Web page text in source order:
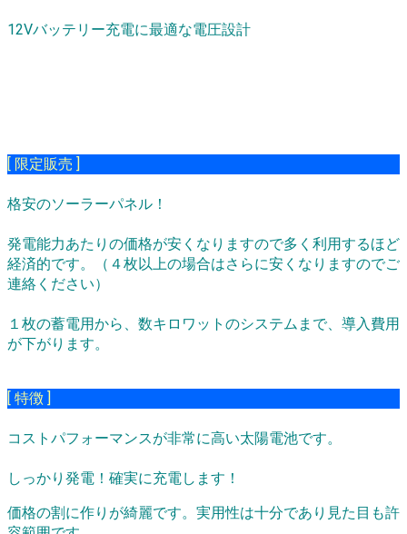
12Vバッテリー充電に最適な電圧設計
[ 限定販売 ]
格安のソーラーパネル！
発電能力あたりの価格が安くなりますので多く利用するほど
経済的です。（４枚以上の場合はさらに安くなりますのでご
連絡ください）
１枚の蓄電用から、数キロワットのシステムまで、導入費用
が下がります。
[ 特徴 ]
コストパフォーマンスが非常に高い太陽電池です。
しっかり発電！確実に充電します！
価格の割に作りが綺麗です。実用性は十分であり見た目も許